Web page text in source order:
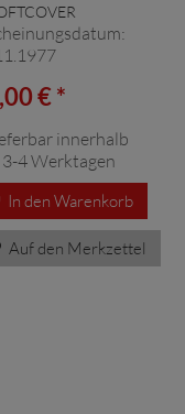
€ *
innerhalb
4 Werktagen
In den Warenkorb
Auf den Merkzettel